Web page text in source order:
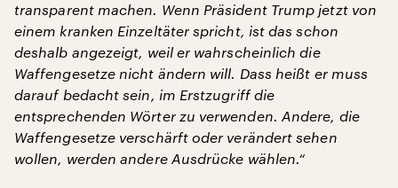
transparent machen. Wenn Präsident Trump jetzt von
einem kranken Einzeltäter spricht, ist das schon
deshalb angezeigt, weil er wahrscheinlich die
Waffengesetze nicht ändern will. Dass heißt er muss
darauf bedacht sein, im Erstzugriff die
entsprechenden Wörter zu verwenden. Andere, die
Waffengesetze verschärft oder verändert sehen
wollen, werden andere Ausdrücke wählen.“